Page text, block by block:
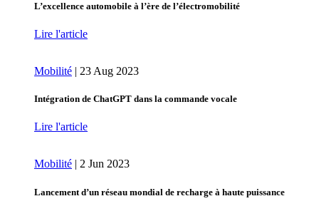
L’excellence automobile à l’ère de l’électromobilité
Lire l'article
Mobilité | 23 Aug 2023
Intégration de ChatGPT dans la commande vocale
Lire l'article
Mobilité 2 Jun 2023
Lancement d’un réseau mondial de recharge à haute puissance